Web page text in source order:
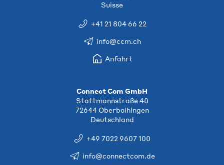
Suisse
+41 21 804 66 22
info@ccm.ch
Anfahrt
Connect Com GmbH
Stattmannstraße 40
72644 Oberboihingen
Deutschland
+49 7022 9607 100
info@connectcom.de